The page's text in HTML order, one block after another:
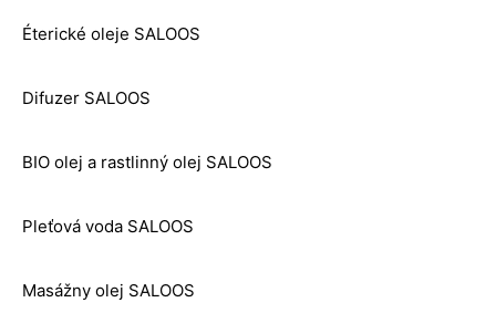
Éterické oleje SALOOS
Difuzer SALOOS
BIO olej a rastlinný olej SALOOS
Pleťová voda SALOOS
Masážny olej SALOOS